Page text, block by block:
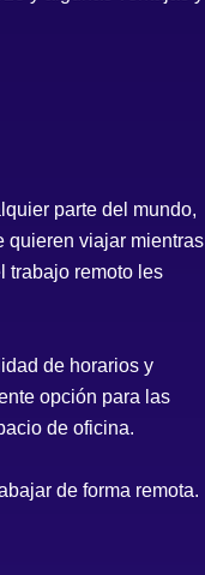
parte del mundo,
quieren viajar mientras
trabajo remoto les
de horarios y
opción para las
de oficina.
de forma remota.